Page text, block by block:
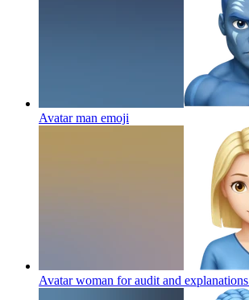
Avatar man emoji
Avatar woman for audit and explanations